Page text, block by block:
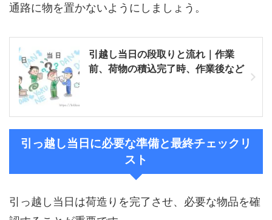
通路に物を置かないようにしましょう。
引越し当日の段取りと流れ｜作業
前、荷物の積込完了時、作業後など
引っ越し当日に必要な準備と最終チェックリ
スト
引っ越し当日は荷造りを完了させ、必要な物品を確